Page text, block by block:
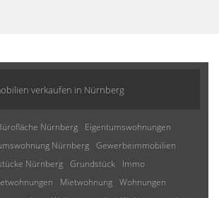
verkaufen in Nürnberg
Nürnberg
Eigentumswohnungen
Nürnberg Gewerbeimmobilien
Nürnberg Grundstück
Immo
Mietwohnung Wohnungen